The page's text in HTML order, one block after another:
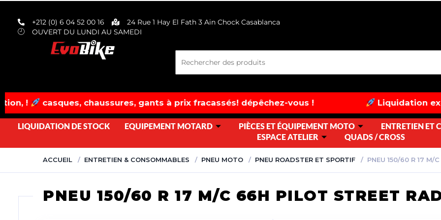
+212 (0) 6 04 52 00 16
24 Rue 1 Hay El Fath 3 Ain Chock Casablanca
OUVERT DU LUNDI AU SAMEDI
chaussures, gants à prix fracassés! dépêchez-vous ! Liquidation exceptionnelle
LIQUIDATION DE STOCK EQUIPEMENT MOTARD PIÈCES ET ÉQUIPEMENT MOTO ENTRETIEN ET
ESPACE ATELIER
QUADS / CROSS
ACCUEIL ENTRETIEN & CONSOMMABLES PNEU MOTO PNEU ROADSTER ET SPORTIF PNEU 150/60 R 17 M/
PNEU 150/60 R 17 M/C 66H PILOT STREET